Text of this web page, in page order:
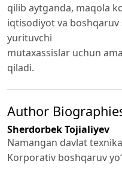
qilib aytganda, maqola
iqtisodiyot va
yurituvchi
mutaxassislar uchun
qiladi.
Author
Sherdorbek Tojialiyev
Namangan davlat
Korporativ boshqaruv